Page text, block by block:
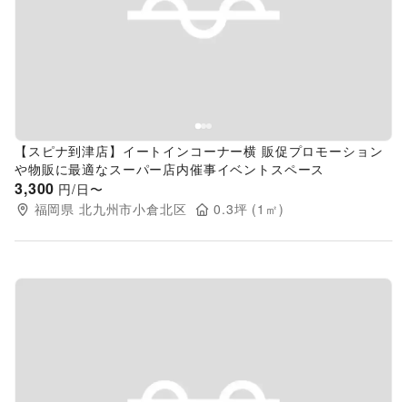
Previous slide
【スピナ到津店】イートインコーナー横 販促プロモーション
や物販に最適なスーパー店内催事イベントスペース
3,300 円/日〜
福岡県 北九州市小倉北区 0.3坪 (1 ㎡)